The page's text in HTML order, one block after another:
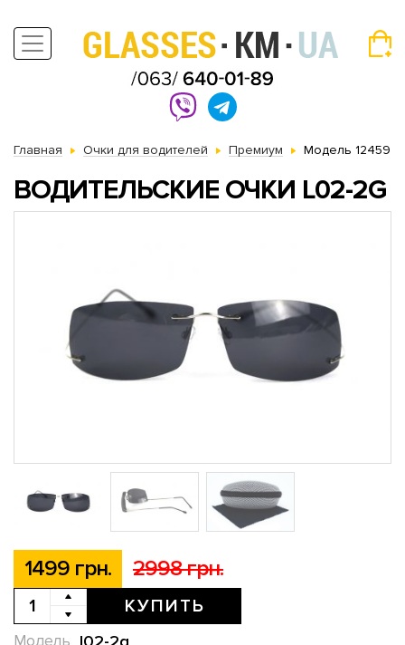
Главная Очки для водителей Премиум Модель 12459
ВОДИТЕЛЬСКИЕ ОЧКИ L02-2G
1499 грн. 2998 грн.
КУПИТЬ
l02-2g
Модель